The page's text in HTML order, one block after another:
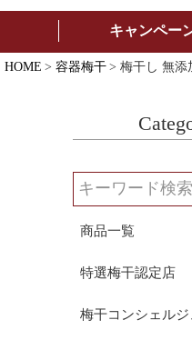
キャンペー
HOME 容器梅干 梅干し 無添
商品一覧
特選梅干認定店
梅干コンシェルジ